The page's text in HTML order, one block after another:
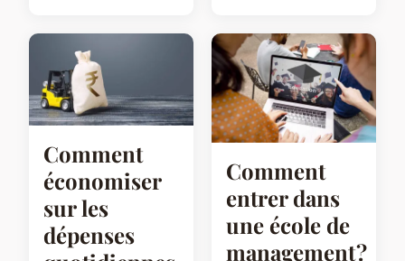
Comment
économiser
sur les
dépenses
Comment
entrer dans
une école de
management ?